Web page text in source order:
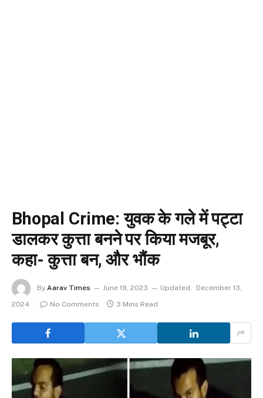
Bhopal Crime: युवक के गले में पट्टा
डालकर कुत्ता बनने पर किया मजबूर,
कहा- कुत्ता बन, और भौंक
By Aarav Times June 19, 2023 Updated:
December 13,
2024
No Comments 3 Mins Read